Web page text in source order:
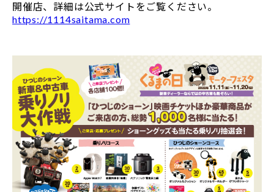
開催店、詳細は公式サイトをご覧ください。
https://1114saitama.com